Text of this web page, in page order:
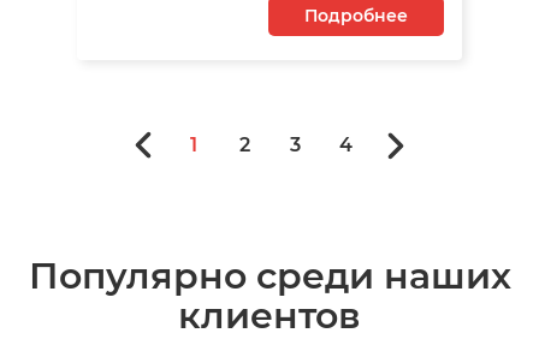
Подробнее
1 2 3 4
Популярно среди наших
клиентов